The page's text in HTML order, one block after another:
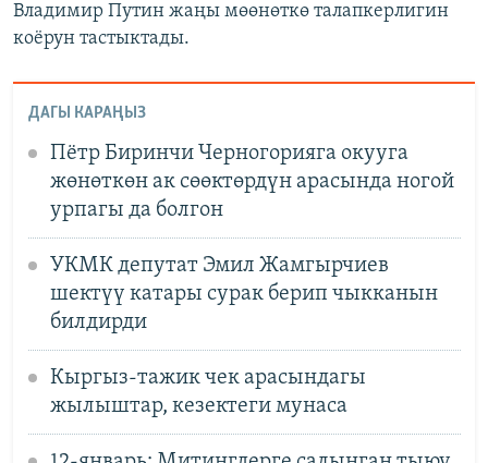
Владимир Путин жаңы мөөнөткө талапкерлигин
коёрун тастыктады.
ДАГЫ КАРАҢЫЗ
Пётр Биринчи Черногорияга окууга
жөнөткөн ак сөөктөрдүн арасында ногой
урпагы да болгон
УКМК депутат Эмил Жамгырчиев
шектүү катары сурак берип чыкканын
билдирди
Кыргыз-тажик чек арасындагы
жылыштар, кезектеги мунаса